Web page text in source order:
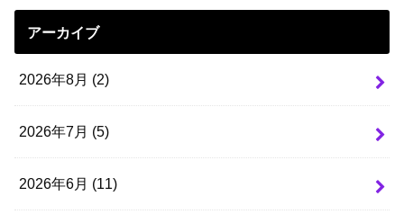
アーカイブ
2026年8月 (2)
2026年7月 (5)
2026年6月 (11)